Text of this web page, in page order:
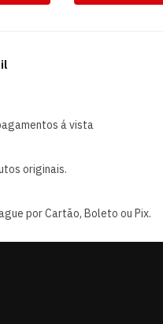
á vista
originais.
por Cartão, Boleto ou Pix.